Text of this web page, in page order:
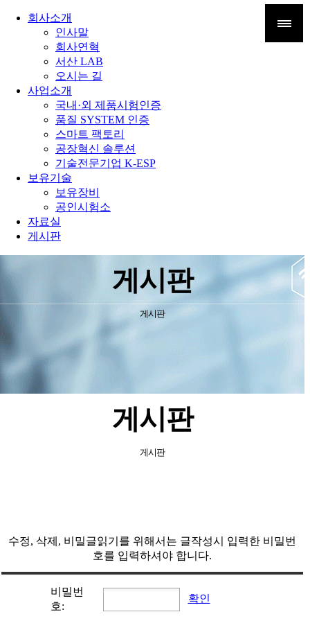
회사소개
인사말
회사연혁
서산 LAB
오시는 길
사업소개
국내·외 제품시험인증
품질 SYSTEM 인증
스마트 팩토리
공장혁신 솔루션
기술전문기업 K-ESP
보유기술
보유장비
공인시험소
자료실
게시판
게시판
게시판
게시판
게시판
수정, 삭제, 비밀글읽기를 위해서는 글작성시 입력한 비밀번
호를 입력하셔야 합니다.
비밀번
호:
확인